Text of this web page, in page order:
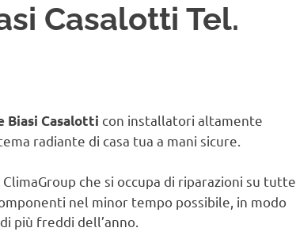
Casalotti Tel.
Biasi Casalotti con installatori altamente
radiante di casa tua a mani sicure.
che si occupa di riparazioni su tutte
nel minor tempo possibile, in modo
più freddi dell’anno.